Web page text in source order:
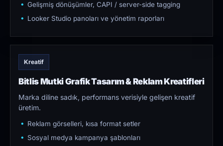
Gelişmiş dönüşümler, CAPI / server-side tagging
Looker Studio panoları ve yönetim raporları
Kreatif
Bitlis Mutki Grafik Tasarım & Reklam Kreatifleri
Marka diline sadık, performans verisiyle gelişen kreatif
üretim.
Reklam görselleri, kısa format setler
Sosyal medya kampanya şablonları